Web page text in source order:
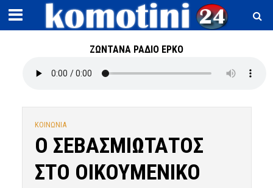
ΖΩΝΤΑΝΑ ΡΑΔΙΟ ΕΡΚΟ
ΚΟΙΝΩΝΙΑ
Ο ΣΕΒΑΣΜΙΩΤΑΤΟΣ
ΣΤΟ ΟΙΚΟΥΜΕΝΙΚΟ